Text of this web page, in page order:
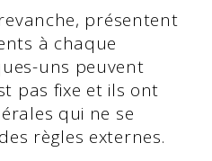
présentent
à chaque
uns peuvent
pas fixe et ils ont
qui ne se
règles externes.